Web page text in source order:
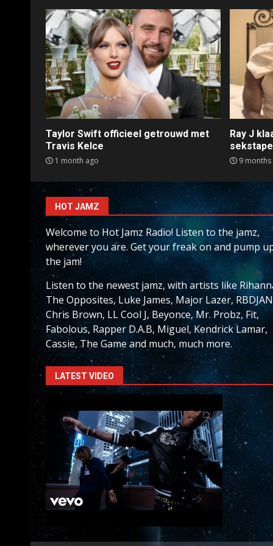
Taylor Swift officieel getrouwd met
Travis Kelce
1 month ago
Ray J
sekstape
9 months
HOT JAMZ
Welcome to Hot Jamz Radio! Listen to the jamz,
wherever you are. Get your freak on and pump
the jam!
Listen to the newest jamz, with artists like
The Opposites, Luke James, Major Lazer,
Chris Brown, LL Cool J, Beyonce, Mr. Probz, Fit,
Fabolous, Rapper D.A.B, Miguel, Kendrick Lamar,
Cassie, The Game and much, much more.
LATEST VIDEO